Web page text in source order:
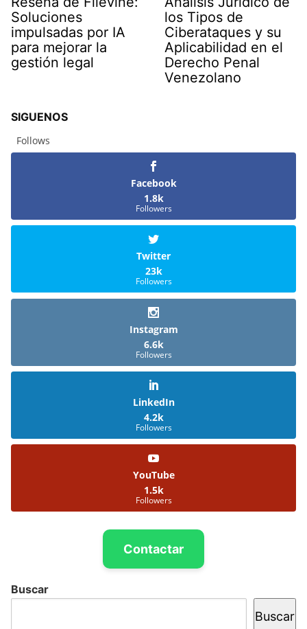
Soluciones
impulsadas por IA
para mejorar la
gestión legal
los Tipos de
Ciberataques y su
Aplicabilidad en el
Derecho Penal
Venezolano
SIGUENOS
Follows
Facebook
1.8k
Followers
Twitter
23k
Followers
Instagram
6.6k
Followers
LinkedIn
4.2k
Followers
YouTube
1.5k
Followers
Contactar
Buscar
Buscar